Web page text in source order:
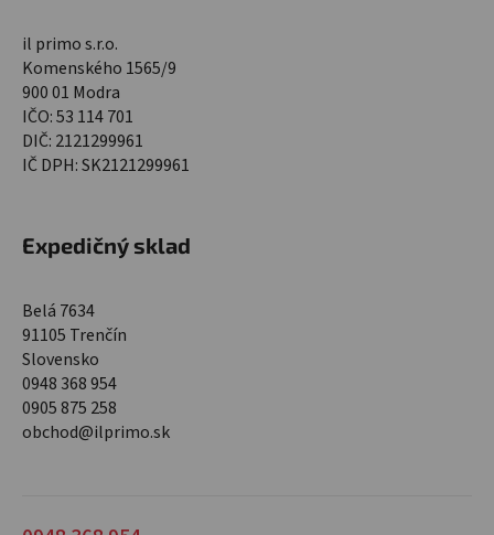
il primo s.r.o.
Komenského 1565/9
900 01 Modra
IČO: 53 114 701
DIČ: 2121299961
IČ DPH: SK2121299961
Expedičný sklad
Belá 7634
91105 Trenčín
Slovensko
0948 368 954
0905 875 258
obchod@ilprimo.sk